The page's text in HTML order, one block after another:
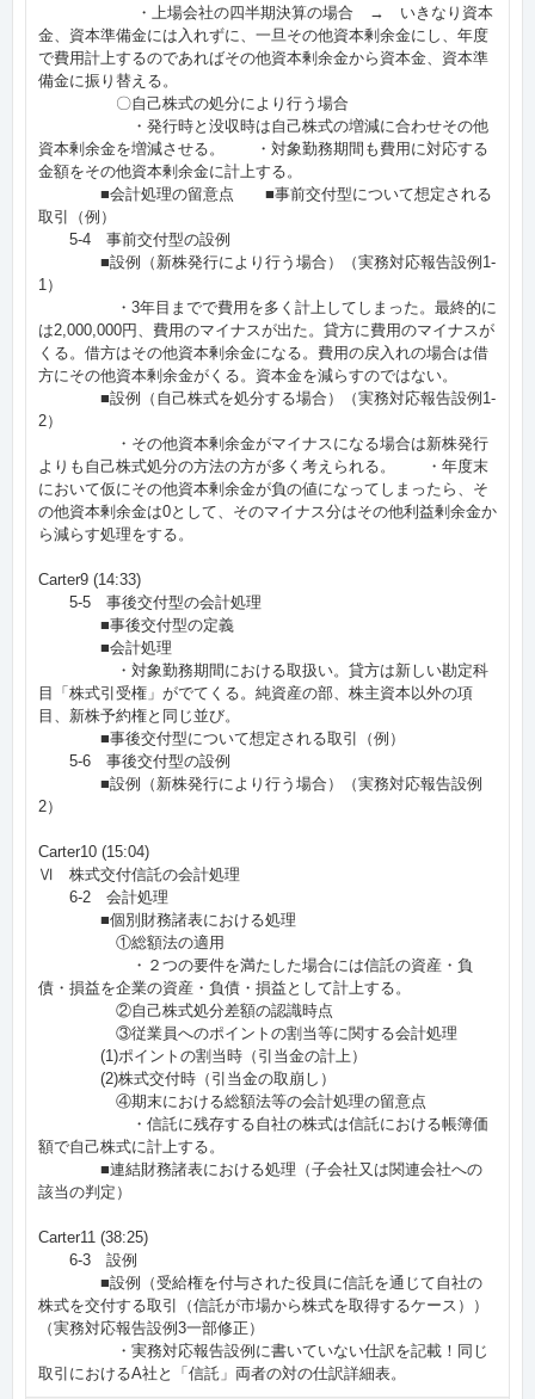
・上場会社の四半期決算の場合 → いきなり資本
金、資本準備金には入れずに、一旦その他資本剰余金にし、年度
で費用計上するのであればその他資本剰余金から資本金、資本準
備金に振り替える。
〇自己株式の処分により行う場合
・発行時と没収時は自己株式の増減に合わせその他
資本剰余金を増減させる。 ・対象勤務期間も費用に対応する
金額をその他資本剰余金に計上する。
■会計処理の留意点 ■事前交付型について想定される
取引（例）
5-4 事前交付型の設例
■設例（新株発行により行う場合）（実務対応報告設例1-
1）
・3年目までで費用を多く計上してしまった。最終的に
は2,000,000円、費用のマイナスが出た。貸方に費用のマイナスが
くる。借方はその他資本剰余金になる。費用の戻入れの場合は借
方にその他資本剰余金がくる。資本金を減らすのではない。
■設例（自己株式を処分する場合）（実務対応報告設例1-
2）
・その他資本剰余金がマイナスになる場合は新株発行
よりも自己株式処分の方法の方が多く考えられる。 ・年度末
において仮にその他資本剰余金が負の値になってしまったら、そ
の他資本剰余金は0として、そのマイナス分はその他利益剰余金か
ら減らす処理をする。
Carter9 (14:33)
5-5 事後交付型の会計処理
■事後交付型の定義
■会計処理
・対象勤務期間における取扱い。貸方は新しい勘定科
目「株式引受権」がでてくる。純資産の部、株主資本以外の項
目、新株予約権と同じ並び。
■事後交付型について想定される取引（例）
5-6 事後交付型の設例
■設例（新株発行により行う場合）（実務対応報告設例
2）
Carter10 (15:04)
Ⅵ 株式交付信託の会計処理
6-2 会計処理
■個別財務諸表における処理
①総額法の適用
・２つの要件を満たした場合には信託の資産・負
債・損益を企業の資産・負債・損益として計上する。
②自己株式処分差額の認識時点
③従業員へのポイントの割当等に関する会計処理
(1)ポイントの割当時（引当金の計上）
(2)株式交付時（引当金の取崩し）
④期末における総額法等の会計処理の留意点
・信託に残存する自社の株式は信託における帳簿価
額で自己株式に計上する。
■連結財務諸表における処理（子会社又は関連会社への
該当の判定）
Carter11 (38:25)
6-3 設例
■設例（受給権を付与された役員に信託を通じて自社の
株式を交付する取引（信託が市場から株式を取得するケース））
（実務対応報告設例3一部修正）
・実務対応報告設例に書いていない仕訳を記載！同じ
取引におけるA社と「信託」両者の対の仕訳詳細表。